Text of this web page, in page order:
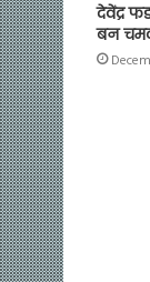
देवेंद्र
बन